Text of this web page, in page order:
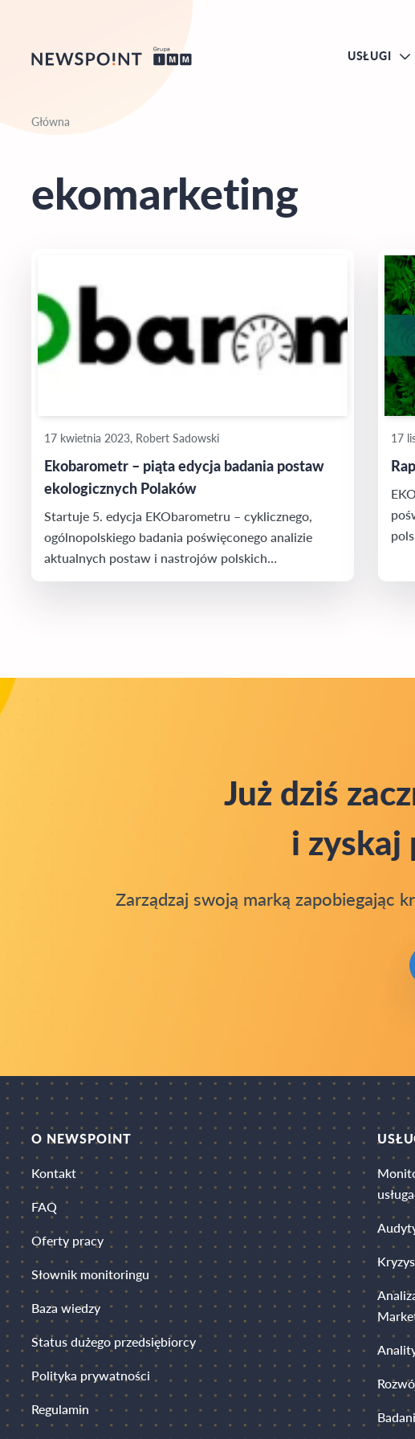
USŁUGI
Główna
ekomarketing
17 kwietnia 2023, Robert Sadowski
Ekobarometr – piąta edycja badania postaw
ekologicznych Polaków
Startuje 5. edycja EKObarometru – cyklicznego,
ogólnopolskiego badania poświęconego analizie
aktualnych postaw i nastrojów polskich
konsumentów wobec ekologii w poszczególnych
17
Już dziś
i zyskaj
Zarządzaj swoją marką zapobiegając
O NEWSPOINT
Kontakt
FAQ
Oferty pracy
Słownik monitoringu
Baza wiedzy
Status dużego przedsiębiorcy
Polityka prywatności
Regulamin